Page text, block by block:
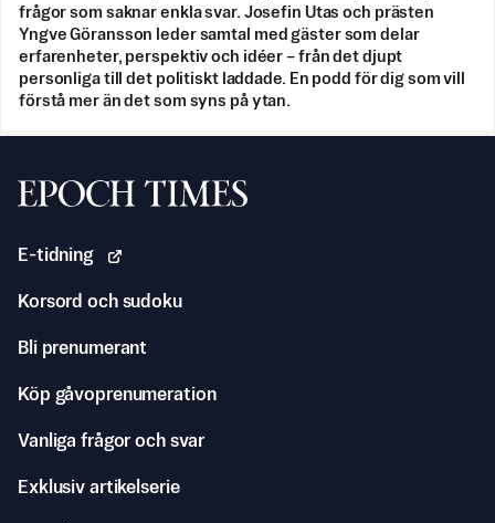
frågor som saknar enkla svar. Josefin Utas och prästen
Yngve Göransson leder samtal med gäster som delar
erfarenheter, perspektiv och idéer – från det djupt
personliga till det politiskt laddade. En podd för dig som vill
förstå mer än det som syns på ytan.
Svenska Epoch Times
E-tidning
Korsord och sudoku
Bli prenumerant
Köp gåvoprenumeration
Vanliga frågor och svar
Exklusiv artikelserie